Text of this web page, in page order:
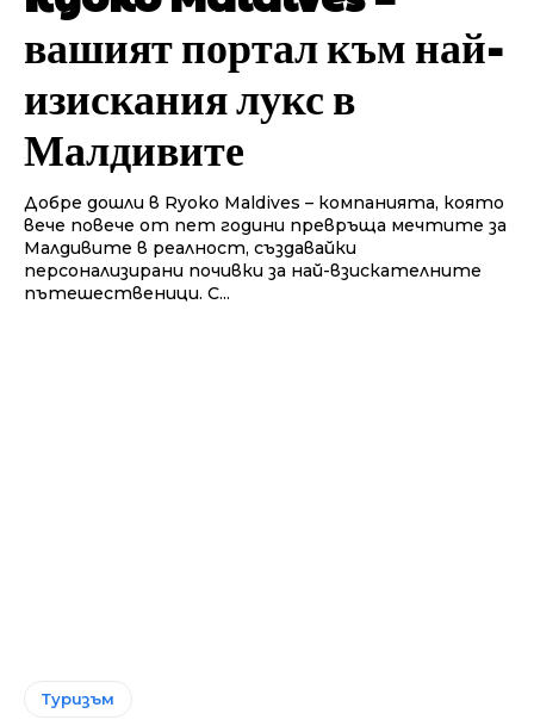
вашият портал към най-
изискания лукс в
Малдивите
Добре дошли в Ryoko Maldives – компанията, която
вече повече от пет години превръща мечтите за
Малдивите в реалност, създавайки
персонализирани почивки за най-взискателните
пътешественици. С...
Туризъм